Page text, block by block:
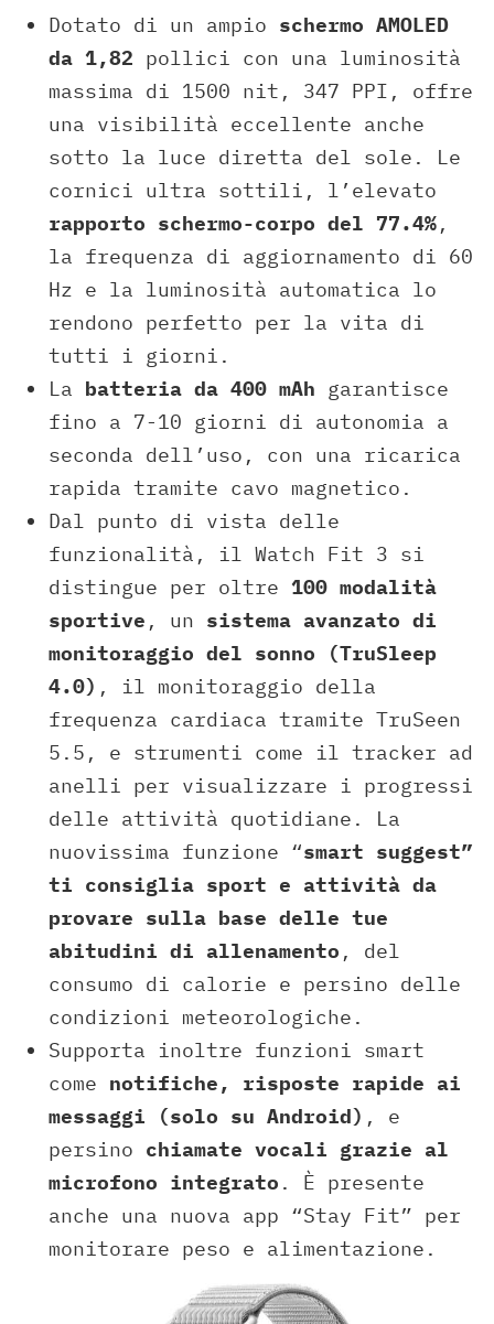
Dotato di un ampio schermo AMOLED
da 1,82 pollici con una luminosità
massima di 1500 nit, 347 PPI, offre
una visibilità eccellente anche
sotto la luce diretta del sole. Le
cornici ultra sottili, l’elevato
rapporto schermo-corpo del 77.4%,
la frequenza di aggiornamento di 60
Hz e la luminosità automatica lo
rendono perfetto per la vita di
tutti i giorni.
La batteria da 400 mAh garantisce
fino a 7-10 giorni di autonomia a
seconda dell’uso, con una ricarica
rapida tramite cavo magnetico.
Dal punto di vista delle
funzionalità, il Watch Fit 3 si
distingue per oltre 100 modalità
sportive , un sistema avanzato di
monitoraggio del sonno (TruSleep
4.0) , il monitoraggio della
frequenza cardiaca tramite TruSeen
5.5, e strumenti come il tracker ad
anelli per visualizzare i progressi
delle attività quotidiane. La
nuovissima funzione “smart suggest”
ti consiglia sport e attività da
provare sulla base delle tue
abitudini di allenamento , del
consumo di calorie e persino delle
condizioni meteorologiche.
Supporta inoltre funzioni smart
come notifiche, risposte rapide ai
messaggi (solo su Android) , e
persino chiamate vocali grazie al
microfono integrato . È presente
anche una nuova app “Stay Fit” per
monitorare peso e alimentazione.